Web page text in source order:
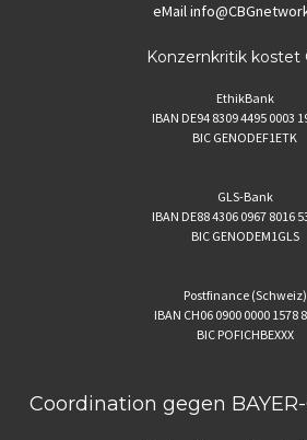
eMail
Konzernkritik kostet
EthikBank
IBAN DE94 8309 4495 0003
BIC GENODEF1ETK
GLS-Bank
IBAN DE88 4306 0967 8016
BIC GENODEM1GLS
Postfinance (Schweiz)
IBAN CH06 0900 0000 1578
BIC POFICHBEXXX
Coordination gegen